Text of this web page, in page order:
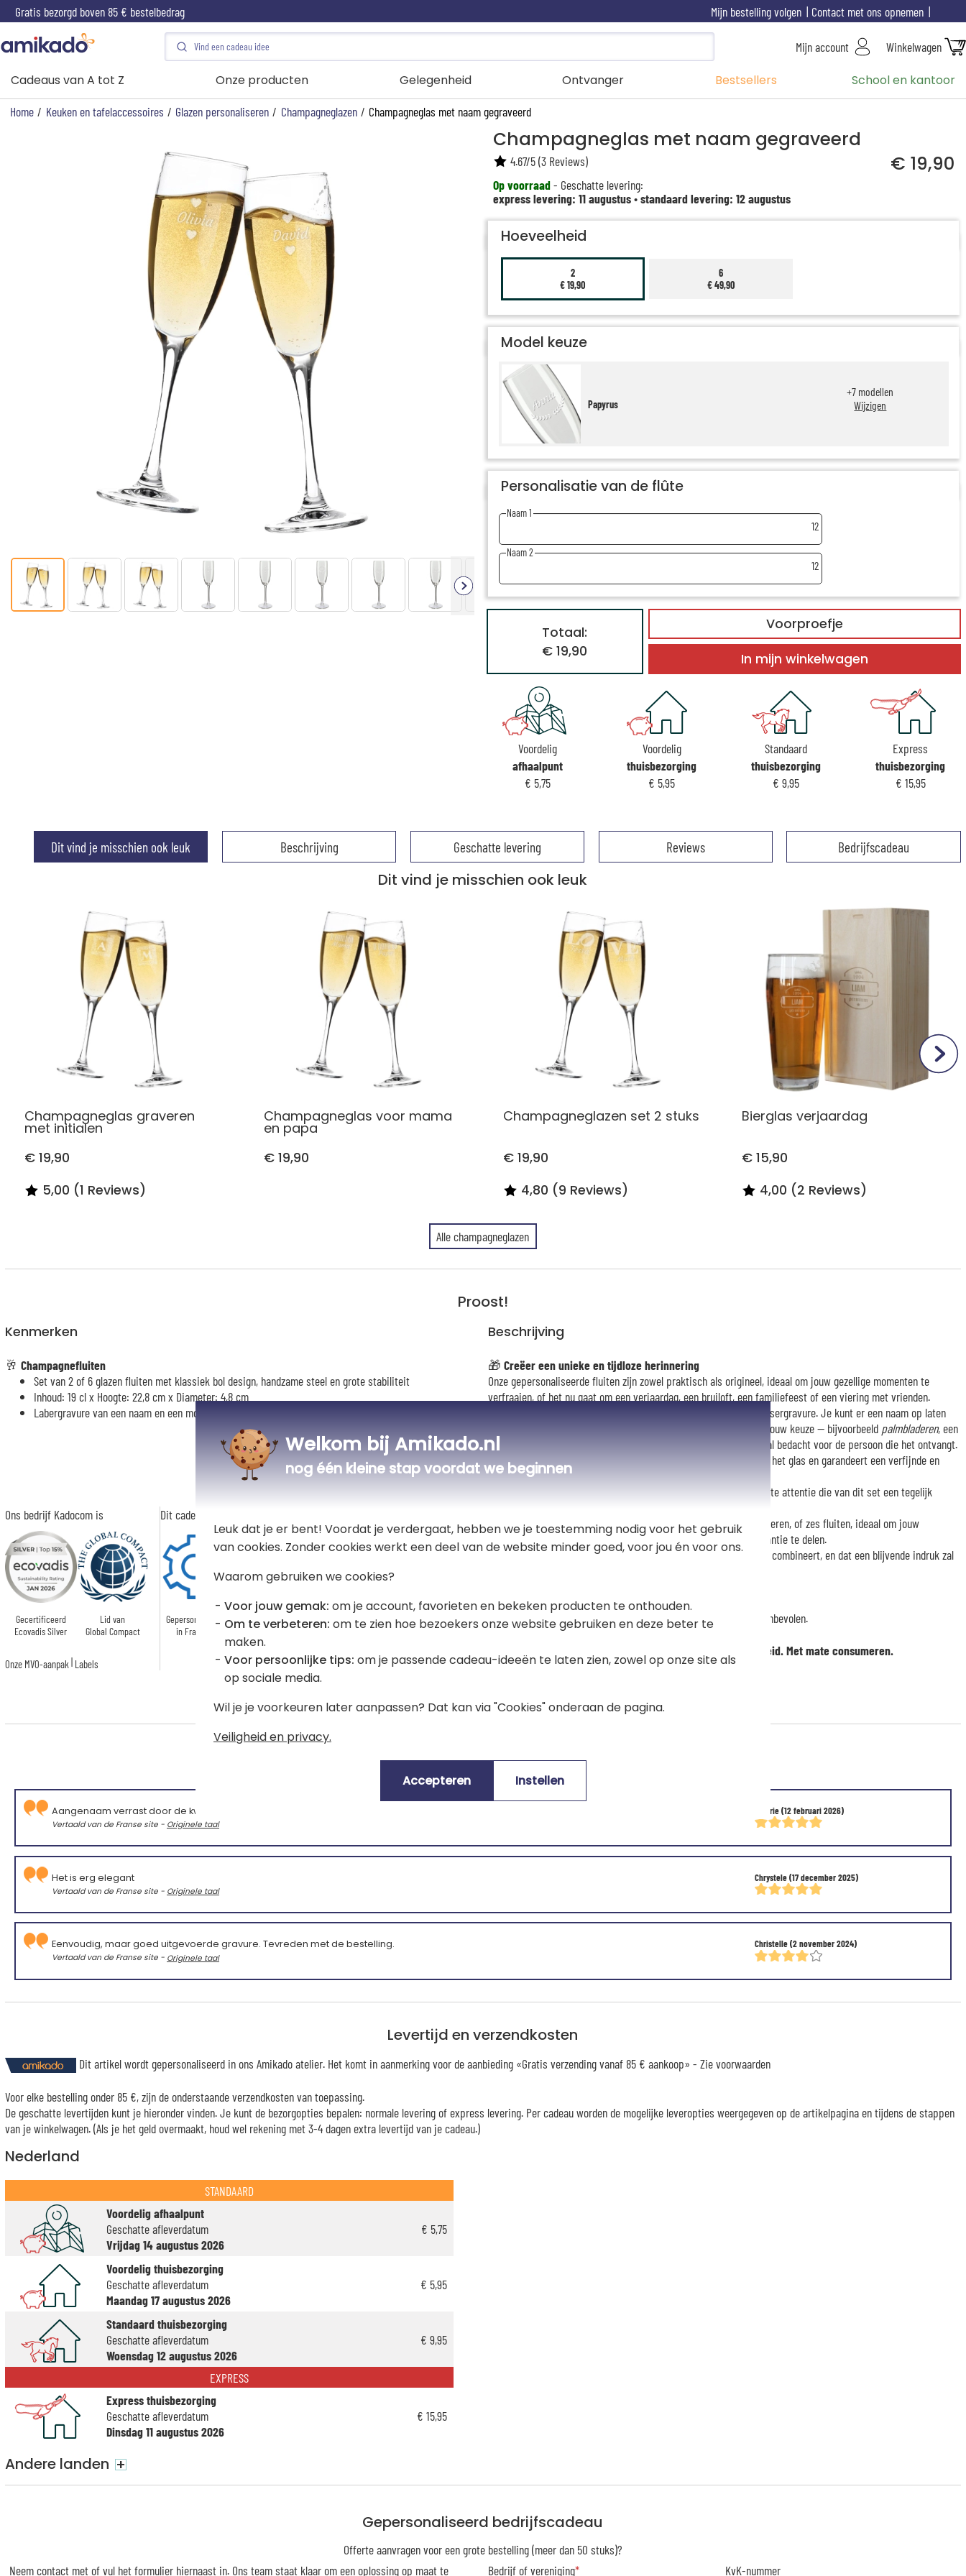
Gratis bezorgd boven 85 € bestelbedrag Contact met ons opnemen
Mijn bestelling volgen
Mijn account Winkelwagen
Cadeaus van A tot Z Onze producten Gelegenheid Ontvanger Bestsellers School en kantoor
Home / Keuken en tafelaccessoires / Glazen personaliseren / Champagneglazen / Champagneglas met naam gegraveerd
Champagneglas met naam gegraveerd
€ 19,90
Op voorraad- Geschatte levering:
express levering: 11 augustus•standaard levering: 12 augustus
4.67/5(3Reviews)
Hoeveelheid
2
€ 19,90
6
€ 49,90
Model keuze
Papyrus
+7 modellen
Wijzigen
Personalisatie van de flûte
Naam 1
12
Naam 2
12
Voorproefje
Totaal:
€ 19,90
In mijn winkelwagen
Voordelig
afhaalpunt
€ 5,75
Voordelig
thuisbezorging
€ 5,95
Standaard
thuisbezorging
€ 9,95
Express
thuisbezorging
€ 15,95
Dit vind je misschien ook leuk Beschrijving Geschatte levering Reviews Bedrijfscadeau
Dit vind je misschien ook leuk
Champagneglas graveren
met initialen
€ 19,90
5,00 (1 Reviews)
Champagneglas voor mama
en papa
€ 19,90
Champagneglazen set 2 stuks
€ 19,90
4,80 (9 Reviews)
Bierglas verjaardag
€ 15,90
4,00 (2 Reviews)
Alle champagneglazen
Proost!
Kenmerken
🥂 Champagnefluiten
Set van 2 of 6 glazen fluiten met klassiek bol design, handzame steel en grote stabiliteit
Inhoud: 19 cl x Hoogte: 22,8 cm x Diameter: 4,8 cm
Labergravure van een naam en een motief op elk van de fluiten
Ons bedrijf Kadocom is
Gecertificeerd
Ecovadis Silver
Lid van
Global Compact
Onze MVO-aanpak Labels
Dit cadeau is
Gepersonaliseerd
in Frankrijk
Gemaakt in
Frankrijk
Beschrijving
🎁 Creëer een unieke en tijdloze herinnering
Onze gepersonaliseerde fluiten zijn zowel praktisch als origineel, ideaal om jouw gezellige momenten te
verfraaien, of het nu gaat om een verjaardag, een bruiloft, een familiefeest of een viering met vrienden.
Elke fluit wordt zorgvuldig gegraveerd dankzij een hoogprecieze lasergravure. Je kunt er een naam op laten
graveren, vergezeld van een woord of een decoratief motief naar jouw keuze — bijvoorbeeld palmbladeren, een
arabesk
. Zo wordt elk glas werkelijk uniek en speciaal bedacht voor de persoon die het ontvangt.
De elegantie van de gegraveerde details benadrukt de finesse van het glas en garandeert een verfijnde en
duurzame afwerking die niet vervaagt met de tijd.
Je kunt elke fluit personaliseren met een andere naam: een delicate attentie die van dit set een tegelijk
Verkrijgbaar als duo, perfect om liefde of een intiem moment te vieren, of zes fluiten, ideaal om jouw
recepties te verfraaien en jouw feestelijke momenten in alle elegantie te delen.
Een gepersonaliseerd cadeau dat design, authenticiteit en emotie combineert, en dat een blijvende indruk zal
🧼Gebruikstip
Voor een optimale bewaring van de gravure wordt handwassen aanbevolen.
⚠️ Overmatig alcoholgebruik is gevaarlijk voor de gezondheid. Met mate consumeren.
De verkoop van alcohol aan minderjarigen is verboden.
Gemiddelde klantenwaardering:
(4.67/5)
Valérie(12 februari 2026)
Aangenaam verrast door de kwaliteit
Vertaald van de Franse site - Originele taal
Chrystele(17 december 2025)
Het is erg elegant
Vertaald van de Franse site - Originele taal
Christelle(2 november 2024)
Eenvoudig, maar goed uitgevoerde gravure. Tevreden met de bestelling.
Vertaald van de Franse site - Originele taal
Levertijd en verzendkosten
Dit artikel wordt gepersonaliseerd in ons Amikado atelier. Het komt in aanmerking voor de aanbieding «Gratis verzending vanaf 85 € aankoop» - Zie voorwaarden
Voor elke bestelling onder 85 €, zijn de onderstaande verzendkosten van toepassing.
De geschatte levertijden kunt je hieronder vinden. Je kunt de bezorgopties bepalen: normale levering of express levering. Per cadeau worden de mogelijke leveropties weergegeven op de artikelpagina en tijdens de stappen
van je winkelwagen. (Als je het geld overmaakt, houd wel rekening met 3-4 dagen extra levertijd van je cadeau.)
Nederland
STANDAARD
Voordelig afhaalpunt
Geschatte afleverdatum
Vrijdag 14 augustus 2026
€ 5,75
Voordelig thuisbezorging
Geschatte afleverdatum
Maandag 17 augustus 2026
€ 5,95
Standaard thuisbezorging
Geschatte afleverdatum
Woensdag 12 augustus 2026
€ 9,95
EXPRESS
Express thuisbezorging
Geschatte afleverdatum
Dinsdag 11 augustus 2026
€ 15,95
Andere landen +
Gepersonaliseerd bedrijfscadeau
Offerte aanvragen voor een grote bestelling (meer dan 50 stuks)?
Neem contact met of vul het formulier hiernaast in. Ons team staat klaar om een oplossing op maat te
Bedrijf of vereniging KvK-nummer
Welkom bij Amikado.nl
nog één kleine stap voordat we beginnen
Leuk dat je er bent! Voordat je verdergaat, hebben we je toestemming nodig voor het gebruik
van cookies. Zonder cookies werkt een deel van de website minder goed, voor jou én voor ons.
Waarom gebruiken we cookies?
Voor jouw gemak: om je account, favorieten en bekeken producten te onthouden.
Om te verbeteren: om te zien hoe bezoekers onze website gebruiken en deze beter te
maken.
Voor persoonlijke tips: om je passende cadeau-ideeën te laten zien, zowel op onze site als
op sociale media.
Wil je je voorkeuren later aanpassen? Dat kan via "Cookies" onderaan de pagina.
Veiligheid en privacy.
Accepteren Instellen